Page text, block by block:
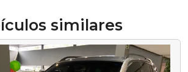
similares